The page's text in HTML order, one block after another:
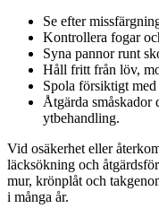
Se efter
Kontrollera fogar
Syna pannor runt
Håll fritt från löv,
Spola försiktigt
Åtgärda småskador
ytbehandling.
Vid osäkerhet eller
läcksökning och
mur, krönplåt och
i många år.